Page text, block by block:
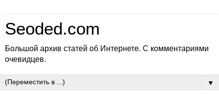
Seoded.com
Большой архив статей об Интернете. С комментариями
очевидцев.
▼